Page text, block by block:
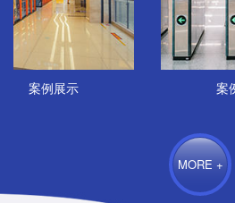
例展示 案例展示
MORE +